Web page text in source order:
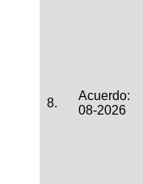
8.
Acuerdo:
08-2026